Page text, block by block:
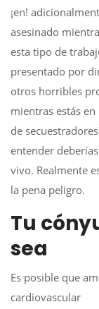
¡en!
asesinado
esta tipo de
presentado por
otros horribles
mientras estás
de
entender
vivo. Realmente
la pena peligro.
Tu
sea
Es posible que
cardiovascular